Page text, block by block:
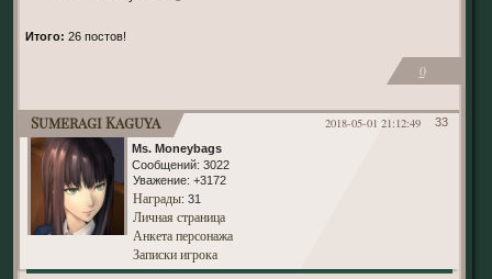
Итого: 26 постов!
0
33
2018-05-01 21:12:49
Sumeragi Kaguya
Ms. Moneybags
Сообщений: 3022
Уважение: +3172
Награды: 31
Личная страница
Анкета персонажа
Записки игрока